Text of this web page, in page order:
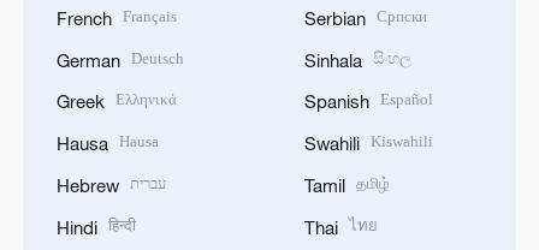
French Français
German Deutsch
Greek Ελληνικά
Hausa Hausa
Hebrew עברית
Hindi हिन्दी
Serbian Српски
Sinhala සිංහල
Spanish Español
Swahili Kiswahili
Tamil தமிழ்
Thai ไทย